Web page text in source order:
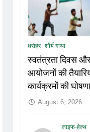
धरोहर शौर्य गाथा
स्वतंत्रता दिवस
आयोजनों की
कार्यक्रमों की
August 6, 2026
लाइफ-हेल्थ